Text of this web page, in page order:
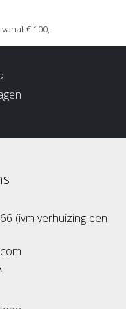
€ 100,-
(ivm verhuizing een